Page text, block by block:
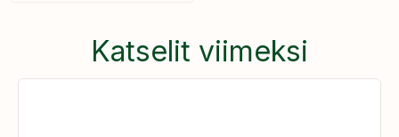
Katselit viimeksi